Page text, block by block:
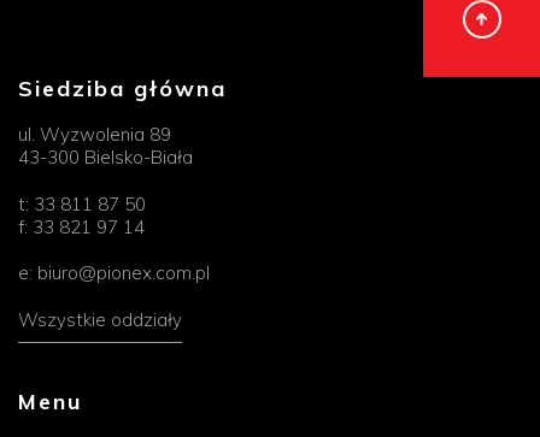
Siedziba główna
ul. Wyzwolenia 89
43-300 Bielsko-Biała
t: 33 811 87 50
f: 33 821 97 14
e: biuro@pionex.com.pl
Wszystkie oddziały
Menu